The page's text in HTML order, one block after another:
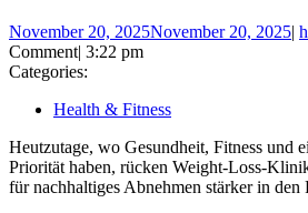
November 20, 2025November 20, 2025|
Comment| 3:22 pm
Categories:
Health & Fitness
Heutzutage, wo Gesundheit, Fitness und
Priorität haben, rücken Weight-Loss-
für nachhaltiges Abnehmen stärker in den